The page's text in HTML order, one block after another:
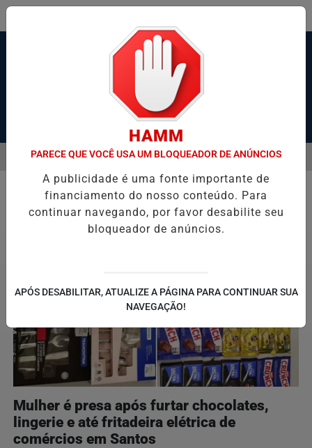
Pesquisar Notícia
DE BALSAS E NAVEGAÇÃO NO PORTO DE SANTOS; VÍDEO
EM ALTA
MENU
Polícia
Mulher é presa após furtar chocolates,
lingerie e até fritadeira elétrica de
comércios em Santos
HAMM
PARECE QUE VOCÊ USA UM BLOQUEADOR DE ANÚNCIOS
A publicidade é uma fonte importante de
financiamento do nosso conteúdo. Para
continuar navegando, por favor desabilite seu
bloqueador de anúncios.
APÓS DESABILITAR, ATUALIZE A PÁGINA PARA CONTINUAR SUA
NAVEGAÇÃO!